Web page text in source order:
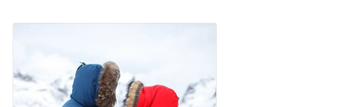
Карман на рукаве с влагозащитной молнией:
быстрый доступ к телефону и навигатору